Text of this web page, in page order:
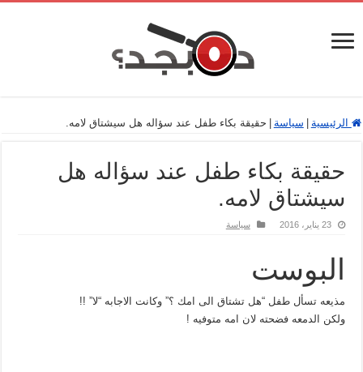
الرئيسية سياسة حقيقة بكاء طفل عند سؤاله هل سيشتاق لامه.
حقيقة بكاء طفل عند سؤاله هل
سيشتاق لامه.
23 يناير، 2016 سياسة
البوست
مذيعه تسأل طفل “هل تشتاق الى امك ؟” وكانت الاجابه “لا” !!
ولكن الدمعه فضحته لان امه متوفيه !